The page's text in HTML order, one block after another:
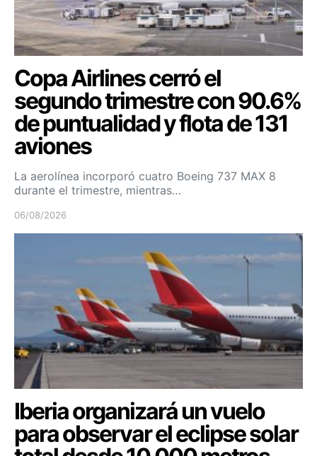
Copa Airlines cerró el
segundo trimestre con 90.6%
de puntualidad y flota de 131
aviones
La aerolínea incorporó cuatro Boeing 737 MAX 8
durante el trimestre, mientras…
06/08/2026
Iberia organizará un vuelo
para observar el eclipse solar